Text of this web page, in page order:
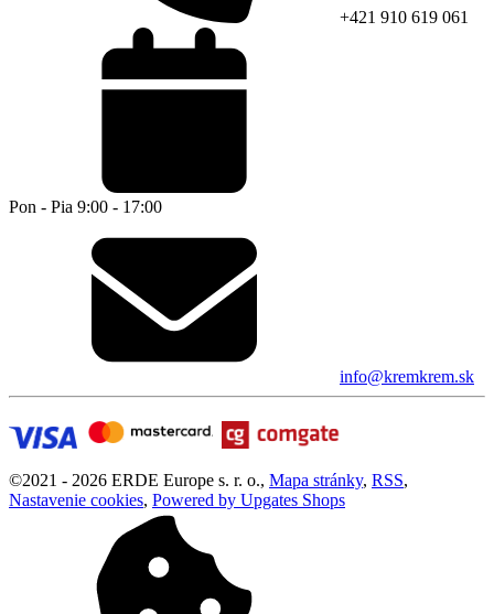
+421 910 619 061
Pon - Pia 9:00 - 17:00
info@kremkrem.sk
©2021 - 2026 ERDE Europe s. r. o., Mapa stránky, RSS,
Nastavenie cookies, Powered by Upgates Shops